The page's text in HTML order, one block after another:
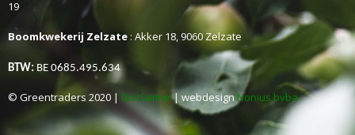
19
Boomkwekerij Zelzate : Akker 18, 9060 Zelzate
BTW: BE 0685.495.634
© Greentraders 2020 | Disclaimer| webdesignNonius bvba